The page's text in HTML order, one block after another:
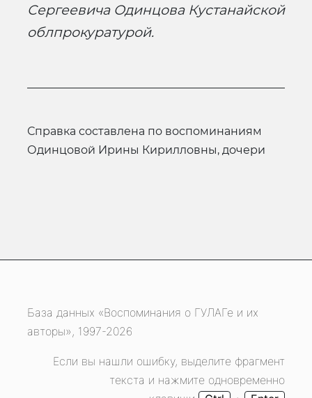
Сергеевича Одинцова Кустанайской
облпрокуратурой.
Справка составлена по воспоминаниям
Одинцовой Ирины Кирилловны, дочери
База данных «Воспоминания о ГУЛАГе и их
авторы», 1997-2026
Если вы нашли ошибку, выделите фрагмент
текста и нажмите одновременно